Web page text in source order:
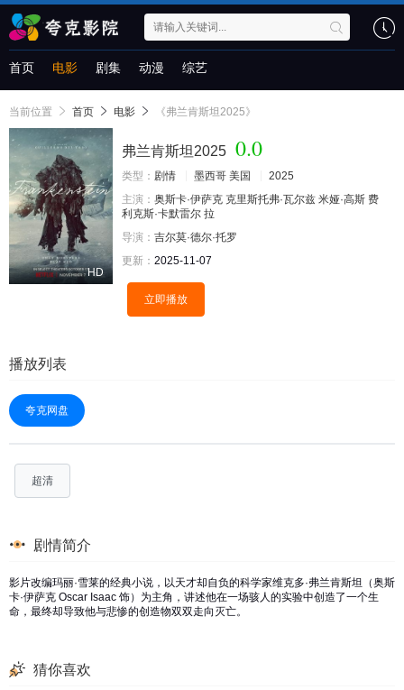
首页 电影 剧集 动漫 综艺
当前位置 首页 电影 《弗兰肯斯坦2025》
HD
弗兰肯斯坦2025 0.0
类型： 剧情 墨西哥 美国
2025
主演： 奥斯卡·伊萨克 克里斯托弗·瓦尔兹 米娅·高斯 费
利克斯·卡默雷尔 拉
导演： 吉尔莫·德尔·托罗
更新： 2025-11-07
立即播放
播放列表
夸克网盘
超清
剧情简介
影片改编玛丽·雪莱的经典小说，以天才却自负的科学家维克多·弗兰肯斯坦（奥斯
卡·伊萨克 Oscar Isaac 饰）为主角，讲述他在一场骇人的实验中创造了一个生
命，最终却导致他与悲惨的创造物双双走向灭亡。
猜你喜欢